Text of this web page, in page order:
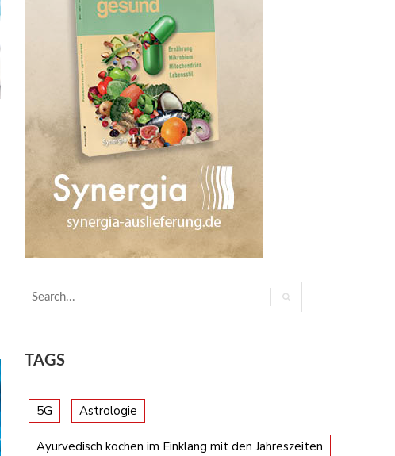
TAGS
5G Astrologie
Ayurvedisch kochen im Einklang mit den Jahreszeiten